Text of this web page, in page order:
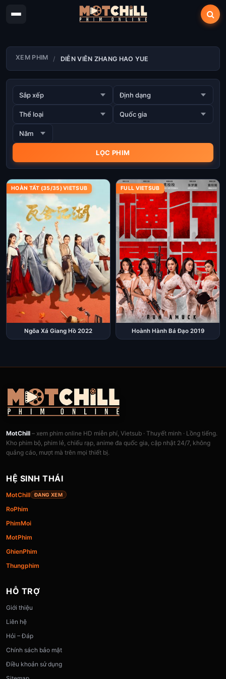
XEM PHIM DIỄN VIÊN ZHANG HAO YUE
HOÀN TẤT (35/35) VIETSUB
Ngõa Xá Giang Hồ 2022
FULL VIETSUB
Hoành Hành Bá Đạo 2019
MotChill – xem phim online HD miễn phí, Vietsub · Thuyết minh · Lồng tiếng.
Kho phim bộ, phim lẻ, chiếu rạp, anime đa quốc gia, cập nhật 24/7, không
quảng cáo, mượt mà trên mọi thiết bị.
HỆ SINH THÁI
MotChill ĐANG XEM
RoPhim
PhimMoi
MotPhim
GhienPhim
Thungphim
HỖ TRỢ
Giới thiệu
Liên hệ
Hỏi – Đáp
Chính sách bảo mật
Điều khoản sử dụng